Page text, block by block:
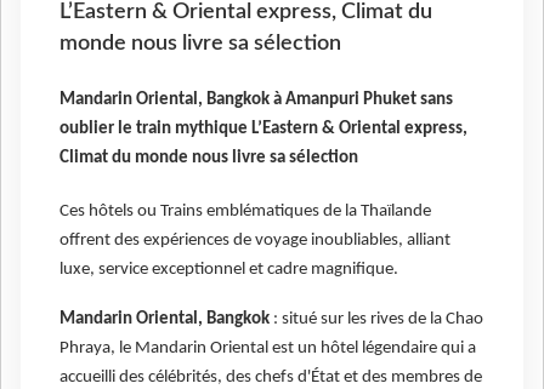
L’Eastern & Oriental express, Climat du
monde nous livre sa sélection
Mandarin Oriental, Bangkok à Amanpuri Phuket sans
oublier le train mythique L’Eastern & Oriental express,
Climat du monde nous livre sa sélection
Ces hôtels ou Trains emblématiques de la Thaïlande
offrent des expériences de voyage inoubliables, alliant
luxe, service exceptionnel et cadre magnifique.
Mandarin Oriental, Bangkok : situé sur les rives de la Chao
Phraya, le Mandarin Oriental est un hôtel légendaire qui a
accueilli des célébrités, des chefs d'État et des membres de